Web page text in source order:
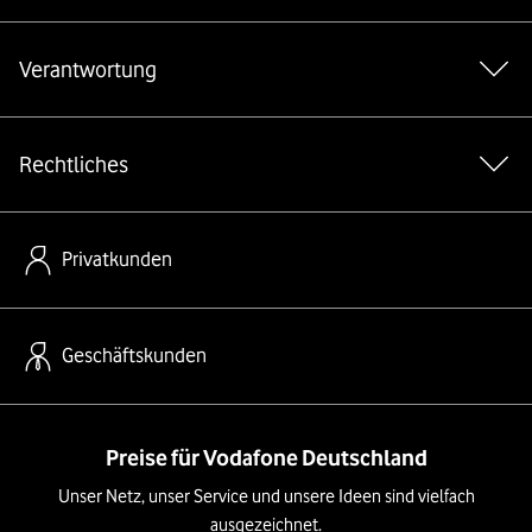
Verantwortung
Rechtliches
Privatkunden
Geschäftskunden
Preise für Vodafone Deutschland
Unser Netz, unser Service und unsere Ideen sind vielfach
ausgezeichnet.